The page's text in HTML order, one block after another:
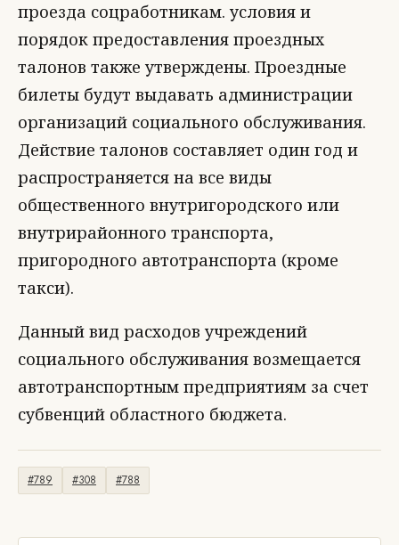
проезда соцработникам. условия и
порядок предоставления проездных
талонов также утверждены. Проездные
билеты будут выдавать администрации
организаций социального обслуживания.
Действие талонов составляет один год и
распространяется на все виды
общественного внутригородского или
внутрирайонного транспорта,
пригородного автотранспорта (кроме
такси).
Данный вид расходов учреждений
социального обслуживания возмещается
автотранспортным предприятиям за счет
субвенций областного бюджета.
#789 #308 #788